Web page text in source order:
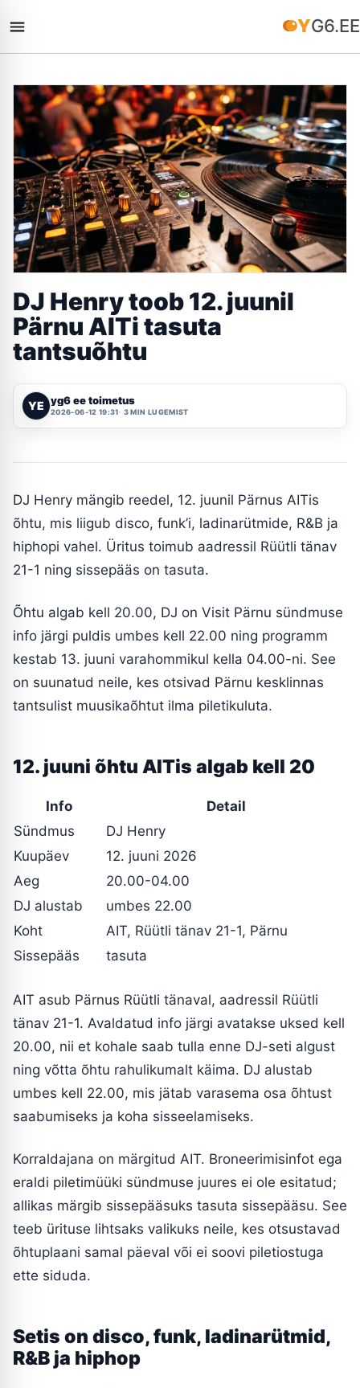
YG6.EE
DJ Henry toob 12. juunil
Pärnu AITi tasuta
tantsuõhtu
YE yg6 ee toimetus
2026-06-12 19:31 3 MIN LUGEMIST
DJ Henry mängib reedel, 12. juunil Pärnus AITis
õhtu, mis liigub disco, funk’i, ladinarütmide, R&B ja
hiphopi vahel. Üritus toimub aadressil Rüütli tänav
21-1 ning sissepääs on tasuta.
Õhtu algab kell 20.00, DJ on Visit Pärnu sündmuse
info järgi puldis umbes kell 22.00 ning programm
kestab 13. juuni varahommikul kella 04.00-ni. See
on suunatud neile, kes otsivad Pärnu kesklinnas
tantsulist muusikaõhtut ilma piletikuluta.
12. juuni õhtu AITis algab kell 20
Info
Detail
Sündmus
DJ Henry
Kuupäev
12. juuni 2026
Aeg
20.00-04.00
DJ alustab
umbes 22.00
Koht
AIT, Rüütli tänav 21-1, Pärnu
Sissepääs
tasuta
AIT asub Pärnus Rüütli tänaval, aadressil Rüütli
tänav 21-1. Avaldatud info järgi avatakse uksed kell
20.00, nii et kohale saab tulla enne DJ-seti algust
ning võtta õhtu rahulikumalt käima. DJ alustab
umbes kell 22.00, mis jätab varasema osa õhtust
saabumiseks ja koha sisseelamiseks.
Korraldajana on märgitud AIT. Broneerimisinfot ega
eraldi piletimüüki sündmuse juures ei ole esitatud;
allikas märgib sissepääsuks tasuta sissepääsu. See
teeb ürituse lihtsaks valikuks neile, kes otsustavad
õhtuplaani samal päeval või ei soovi piletiostuga
ette siduda.
Setis on disco, funk, ladinarütmid,
R&B ja hiphop